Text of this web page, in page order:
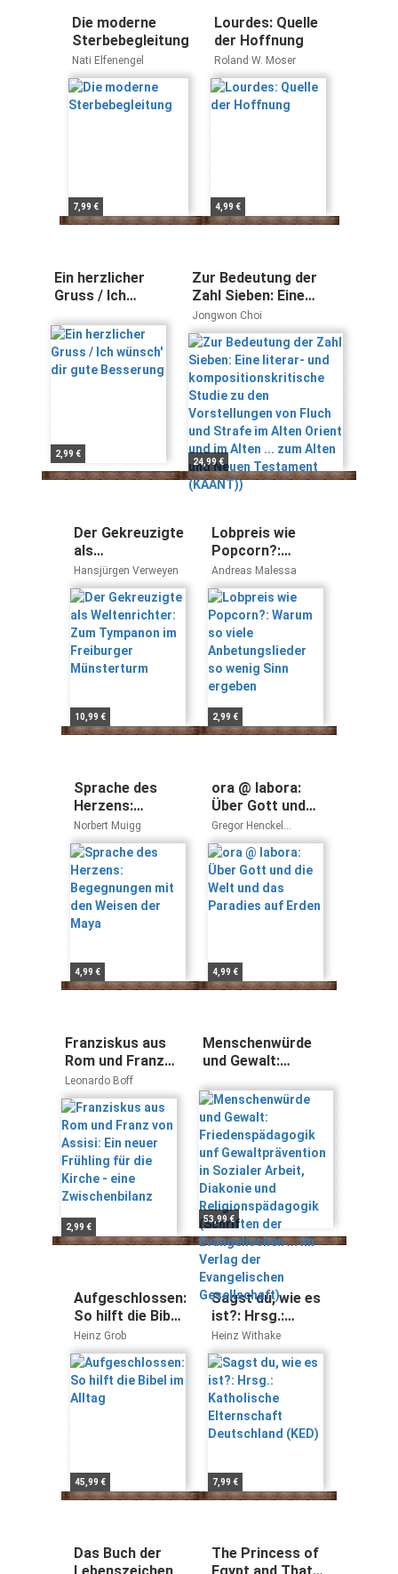
Die moderne
Sterbebegleitung
Nati Elfenengel
7,99 €
Lourdes: Quelle
der Hoffnung
Roland W. Moser
4,99 €
Ein herzlicher
Gruss / Ich
Besserung
2,99 €
Zur Bedeutung der
Zahl Sieben: Eine
literar- und
kompositionskritische
Studie zu den
Vorstellungen von
Fluch und Strafe im
Alten Orient und im
Alten ... zum Alten und
Neuen Testament
(KAANT))
Jongwon Choi
24,99 €
Der Gekreuzigte
als
Weltenrichter:
Zum Tympanon
im Freiburger
Münsterturm
Hansjürgen Verweyen
10,99 €
Lobpreis wie
Popcorn?:
Warum so viele
Anbetungslieder
so wenig Sinn
ergeben
Andreas Malessa
2,99 €
Sprache des
Herzens:
Begegnungen
mit den Weisen
der Maya
Norbert Muigg
4,99 €
ora @ labora:
Über Gott und
die Welt und das
Paradies auf
Erden
Gregor Henckel
Donnersmarck Judith
Grohmann
4,99 €
Franziskus aus
Rom und Franz
von Assisi: Ein
neuer Frühling
für die Kirche -
eine
Zwischenbilanz
Leonardo Boff
2,99 €
Menschenwürde
und Gewalt:
unf
Gewaltprävention
in Sozialer Arbeit,
Diakonie und
Religionspädagogik
(Schriften der
Evangelischen ... im
Verlag der
Evangelischen
Gesellschaft)
53,99 €
Aufgeschlossen:
So hilft die Bibel
im Alltag
Heinz Grob
45,99 €
Sagst du, wie es
ist?: Hrsg.:
Katholische
Elternschaft
Deutschland
(KED)
Heinz Withake
7,99 €
Das Buch der
The Princess of